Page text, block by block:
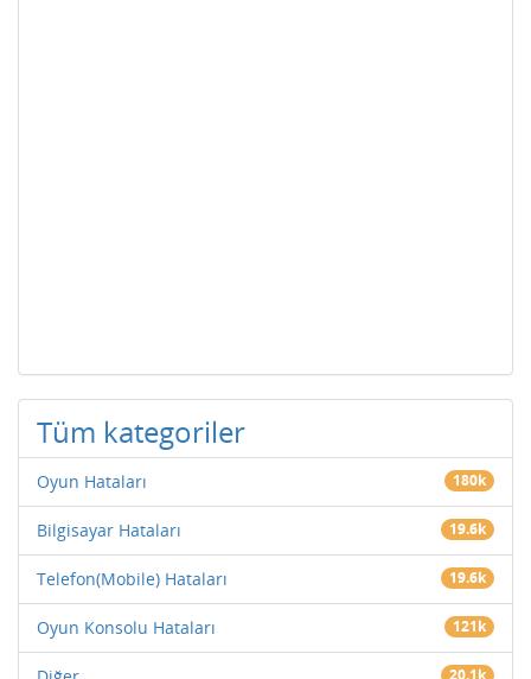
Tüm kategoriler
Oyun Hataları 180k
Bilgisayar Hataları 19.6k
Telefon(Mobile) Hataları 19.6k
Oyun Konsolu Hataları 121k
20.1k